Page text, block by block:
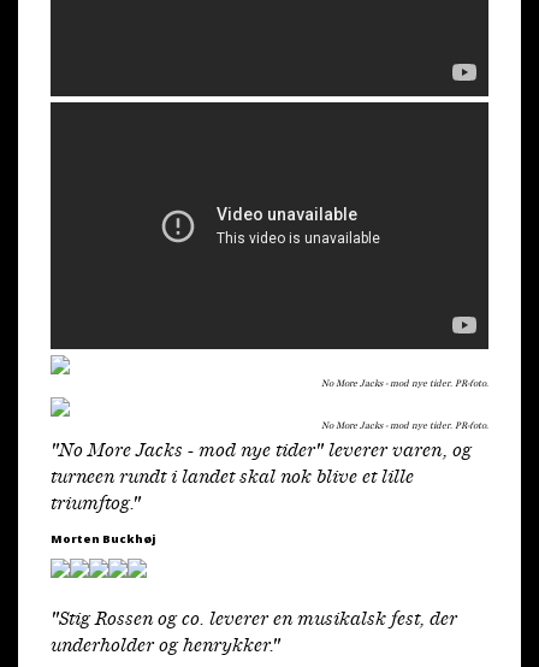
No More Jacks - mod nye tider. PR-foto.
No More Jacks - mod nye tider. PR-foto.
"No More Jacks - mod nye tider" leverer varen, og
turneen rundt i landet skal nok blive et lille
triumftog."
Morten Buckhøj
"Stig Rossen og co. leverer en musikalsk fest, der
underholder og henrykker."